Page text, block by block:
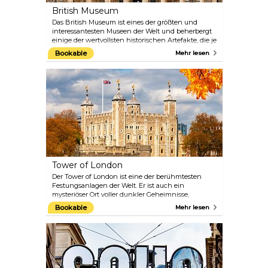
British Museum
Das British Museum ist eines der größten und
interessantesten Museen der Welt und beherbergt
einige der wertvollsten historischen Artefakte, die je
gefunden wurden. Die umfangreiche Ausstellung
umfasst den Stein von Rosette, assyrische Schätze,
ägyptische Mumien und den spektakulär
beleuchteten Great Court, in dem sich auch das
neue Restaurant des Museums befindet. Dieses
Restaurant ist ein idealer Ort für einen
Nachmittagstee unter dem spektakulären Dach des
Hofes. Es werden auch kostenlose Touren durch
das Museum und Führungen angeboten. Die
Touren werden von sachkundigen Experten auf
ihrem Fachgebiet geleitet – lassen Sie sich diese
großartige Gelegenheit zum Lernen nicht
entgehen.
Bookable Mehr lesen
Tower of London
Der Tower of London ist eine der berühmtesten
Festungsanlagen der Welt. Er ist auch ein
mysteriöser Ort voller dunkler Geheimnisse,
seltsamer Geschichten und historischer Relikte.
Hier können Sie die unschätzbaren Kronjuwelen
bewundern, den mittelalterlichen Palast erkunden,
den berüchtigten Bloody Tower besuchen und an
einer Führung mit einem Yeoman Warder
teilnehmen, um mehr über die vielen
Hinrichtungen zu erfahren, die hier stattfanden.
Bookable Mehr lesen